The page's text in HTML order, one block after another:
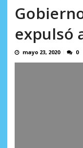
expulsó
mayo 23, 2020 0